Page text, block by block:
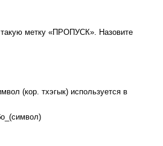
такую метку «ПРОПУСК». Назовите
(кор. тхэгык) используется в